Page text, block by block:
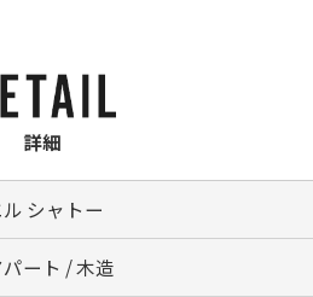
詳細
シャトー
パート / 木造